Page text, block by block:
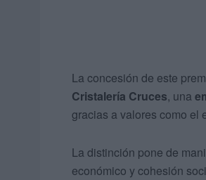
La concesión de este
Cristalería Cruces, una
gracias a valores como el
La distinción pone de
económico y cohesión